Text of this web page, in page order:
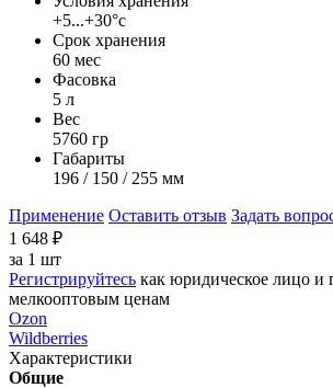
+5...+30°с
Срок хранения
60 мес
Фасовка
5 л
Вес
5760 гр
Габариты
196 / 150 / 255 мм
Применение Оставить отзыв Задать
1 648 ₽
за 1 шт
Регистрируйтесь как юридическое лицо и
мелкооптовым ценам
Ozon
Wildberries
Характеристики
Общие